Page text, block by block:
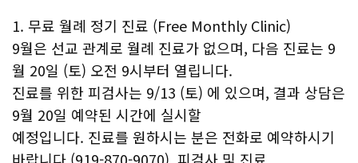
1. 무료 월례 정기 진료 (Free Monthly Clinic)
9월은 선교 관계로 월례 진료가 없으며, 다음 진료는 9
월 20일 (토) 오전 9시부터 열립니다.
진료를 위한 피검사는 9/13 (토) 에 있으며, 결과 상담은
9월 20일 예약된 시간에 실시할
예정입니다. 진료를 원하시는 분은 전화로 예약하시기